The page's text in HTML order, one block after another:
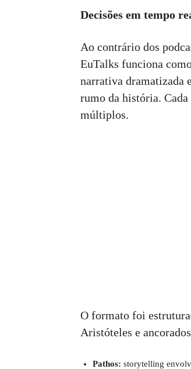
Decisões em tempo
Ao contrário dos
EuTalks funciona
narrativa dramatizada
rumo da história.
múltiplos.
O formato foi
Aristóteles e
Pathos: storytelling